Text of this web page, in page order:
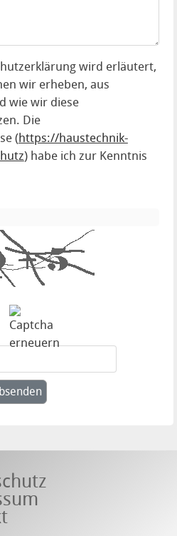
wird erläutert,
wir erheben, aus
wie wir diese
Die
(https://haustechnik-
) habe ich zur Kenntnis